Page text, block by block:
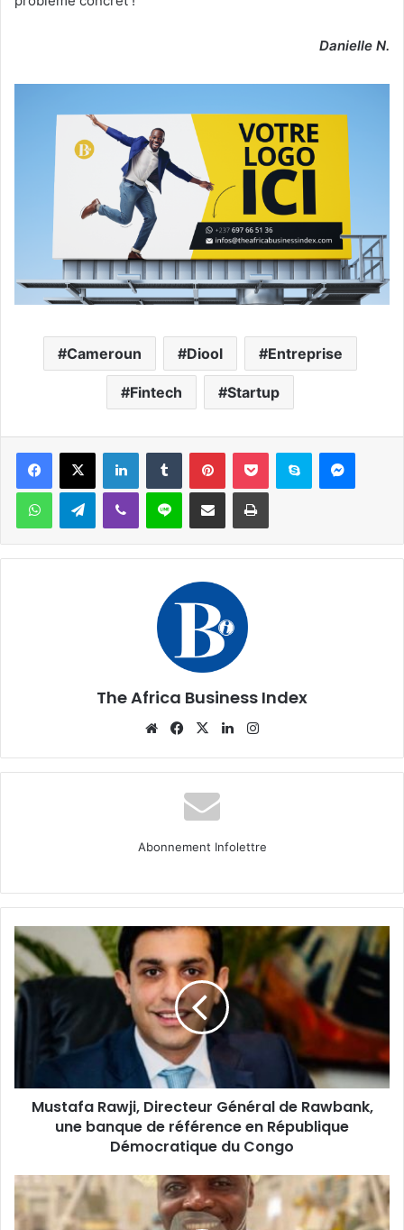
Danielle N.
Cameroun Diool Entreprise
Fintech Startup
Facebook
X LinkedinTumblr PinterestPocket Skype
WhatsAppTelegramViber Ligne Partager par email Imprimer
The Africa Business Index
WebsiteFacebook
X Linkedin
Abonnement Infolettre
Mustafa
Rawji,
Directeur
Général
de
Rawbank,
de
référence
du
Congo
Mustafa Rawji, Directeur Général de Rawbank,
une banque de référence en République
Démocratique du Congo
Portrait
entrepreneur :
Thierry